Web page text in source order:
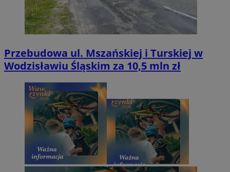
Przebudowa ul. Mszańskiej i Turskiej w
Wodzisławiu Śląskim za 10,5 mln zł